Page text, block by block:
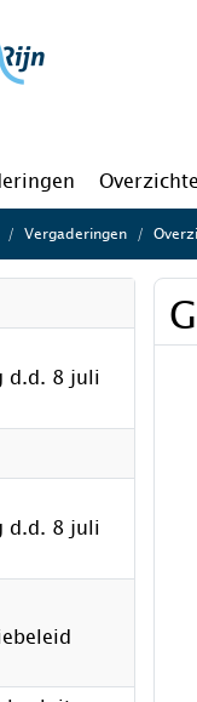
Vergaderingen
d.d. 8 juli
d.d. 8 juli